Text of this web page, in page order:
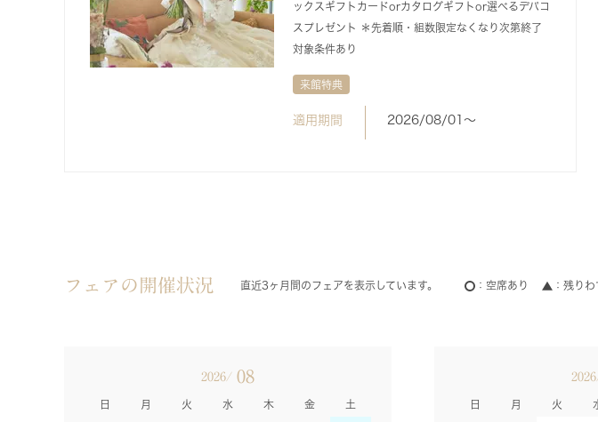
ックスギフトカードorカタログギフトor選べるデパコ
スプレゼント ＊先着順・組数限定なくなり次第終了
対象条件あり
来館特典
適用期間 2026/08/01〜
フェアの開催状況 直近3ヶ月間のフェアを表示しています。 空席あり 残りわ
2026/ 08
日 月 火 水 木 金 土 日 月 火